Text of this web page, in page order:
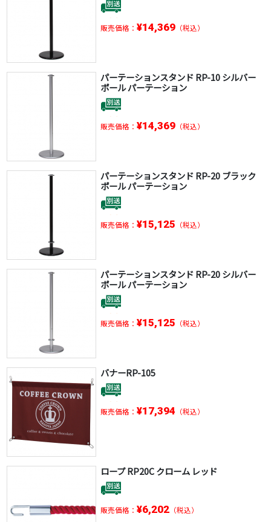
販売価格： ¥14,369（税込）
パーテーションスタンド RP-10 シルバー
ポール パーテーション
販売価格： ¥14,369（税込）
パーテーションスタンド RP-20 ブラック
ポール パーテーション
販売価格： ¥15,125 （税込）
パーテーションスタンド RP-20 シルバー
ポール パーテーション
販売価格： ¥15,125 （税込）
バナーRP-105
販売価格： ¥17,394 （税込）
ロープ RP20C クローム レッド
販売価格： ¥6,202（税込）